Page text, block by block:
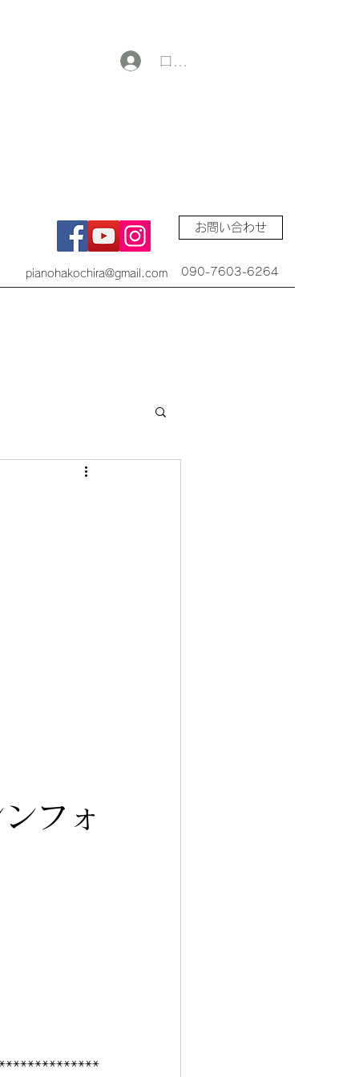
お問い合わせ
ログイン
pianohakochira@gmail.com 090-7603-6264
フォ